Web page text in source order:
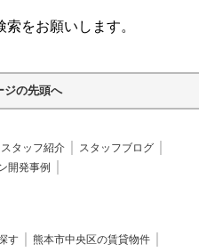
をお願いします。
ジの先頭へ
スタッフ紹介
スタッフブログ
開発事例
す
熊本市中央区の賃貸物件